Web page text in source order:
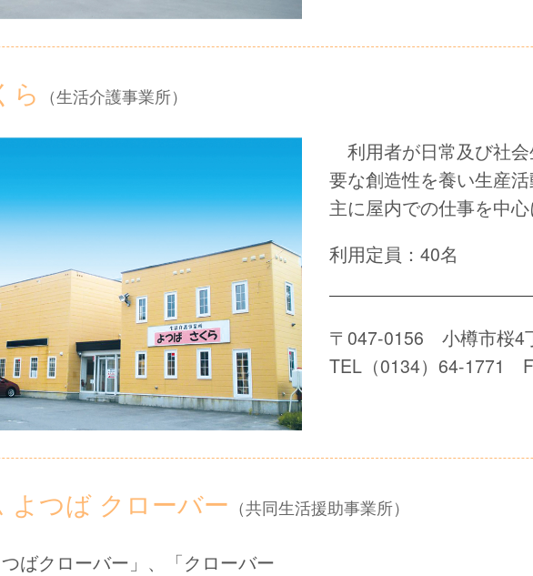
ら （生活介護事業所）
利用者が日常及び社
要な創造性を養い生産
主に屋内での仕事を中
利用定員：40名
〒047-0156 小樽市桜4
TEL（0134）64-1771
よつば クローバー （共同生活援助事業所）
ばクローバー」、「クローバー